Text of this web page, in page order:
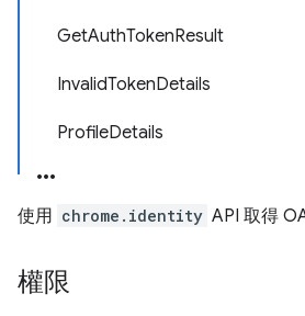
GetAuthTokenResult
InvalidTokenDetails
ProfileDetails
使用 chrome.identity API 取得
權限